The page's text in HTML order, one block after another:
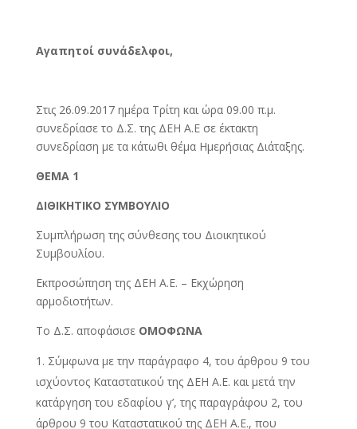
Αγαπητοί συνάδελφοι,
Στις 26.09.2017 ημέρα Τρίτη και ώρα 09.00 π.μ.
συνεδρίασε το Δ.Σ. της ΔΕΗ Α.Ε σε έκτακτη
συνεδρίαση με τα κάτωθι θέμα Ημερήσιας Διάταξης.
ΘΕΜΑ 1
ΔΙΘΙΚΗΤΙΚΟ ΣΥΜΒΟΥΛΙΟ
Συμπλήρωση της σύνθεσης του Διοικητικού
Συμβουλίου.
Εκπροσώπηση της ΔΕΗ Α.Ε. – Εκχώρηση
αρμοδιοτήτων.
Το Δ.Σ. αποφάσισε ΟΜΟΦΩΝΑ
Σύμφωνα με την παράγραφο 4, του άρθρου 9 του
ισχύοντος Καταστατικού της ΔΕΗ Α.Ε. και μετά την
κατάργηση του εδαφίου γ’, της παραγράφου 2, του
άρθρου 9 του Καταστατικού της ΔΕΗ Α.Ε., που